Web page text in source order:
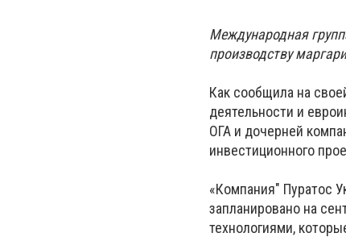
Международная
производству
Как сообщила на
деятельности и
ОГА и дочерней
инвестиционного
«Компания" Пуратос
запланировано на
технологиями,